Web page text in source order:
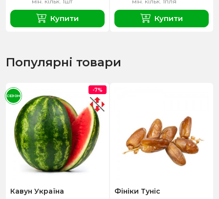
Купити Купити
Популярні товари
Кавун Україна
-7%
СЕЗОН
Фініки Туніс